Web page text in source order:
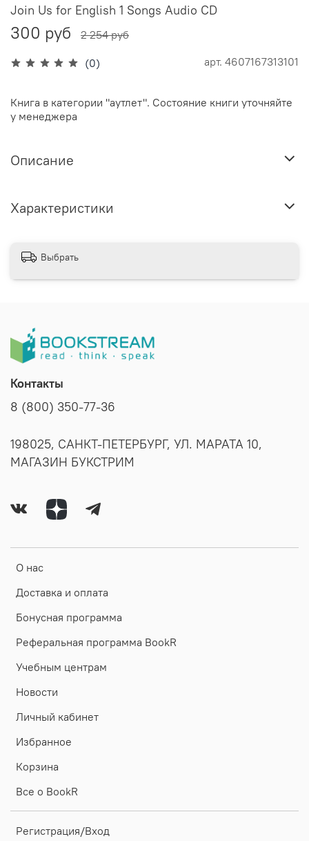
(0) арт. 4607167313101
Join Us for English 1 Songs Audio CD
300 руб 2 254 руб
Книга в категории "аутлет". Состояние книги уточняйте
у менеджера
Описание
Характеристики
Выбрать
О нас
Доставка и оплата
Бонусная программа
Реферальная программа BookR
Учебным центрам
Новости
Личный кабинет
Избранное
Корзина
Все о BookR
Регистрация/Вход
Контакты
8 (800) 350-77-36
198025, САНКТ-ПЕТЕРБУРГ, УЛ. МАРАТА 10,
МАГАЗИН БУКСТРИМ